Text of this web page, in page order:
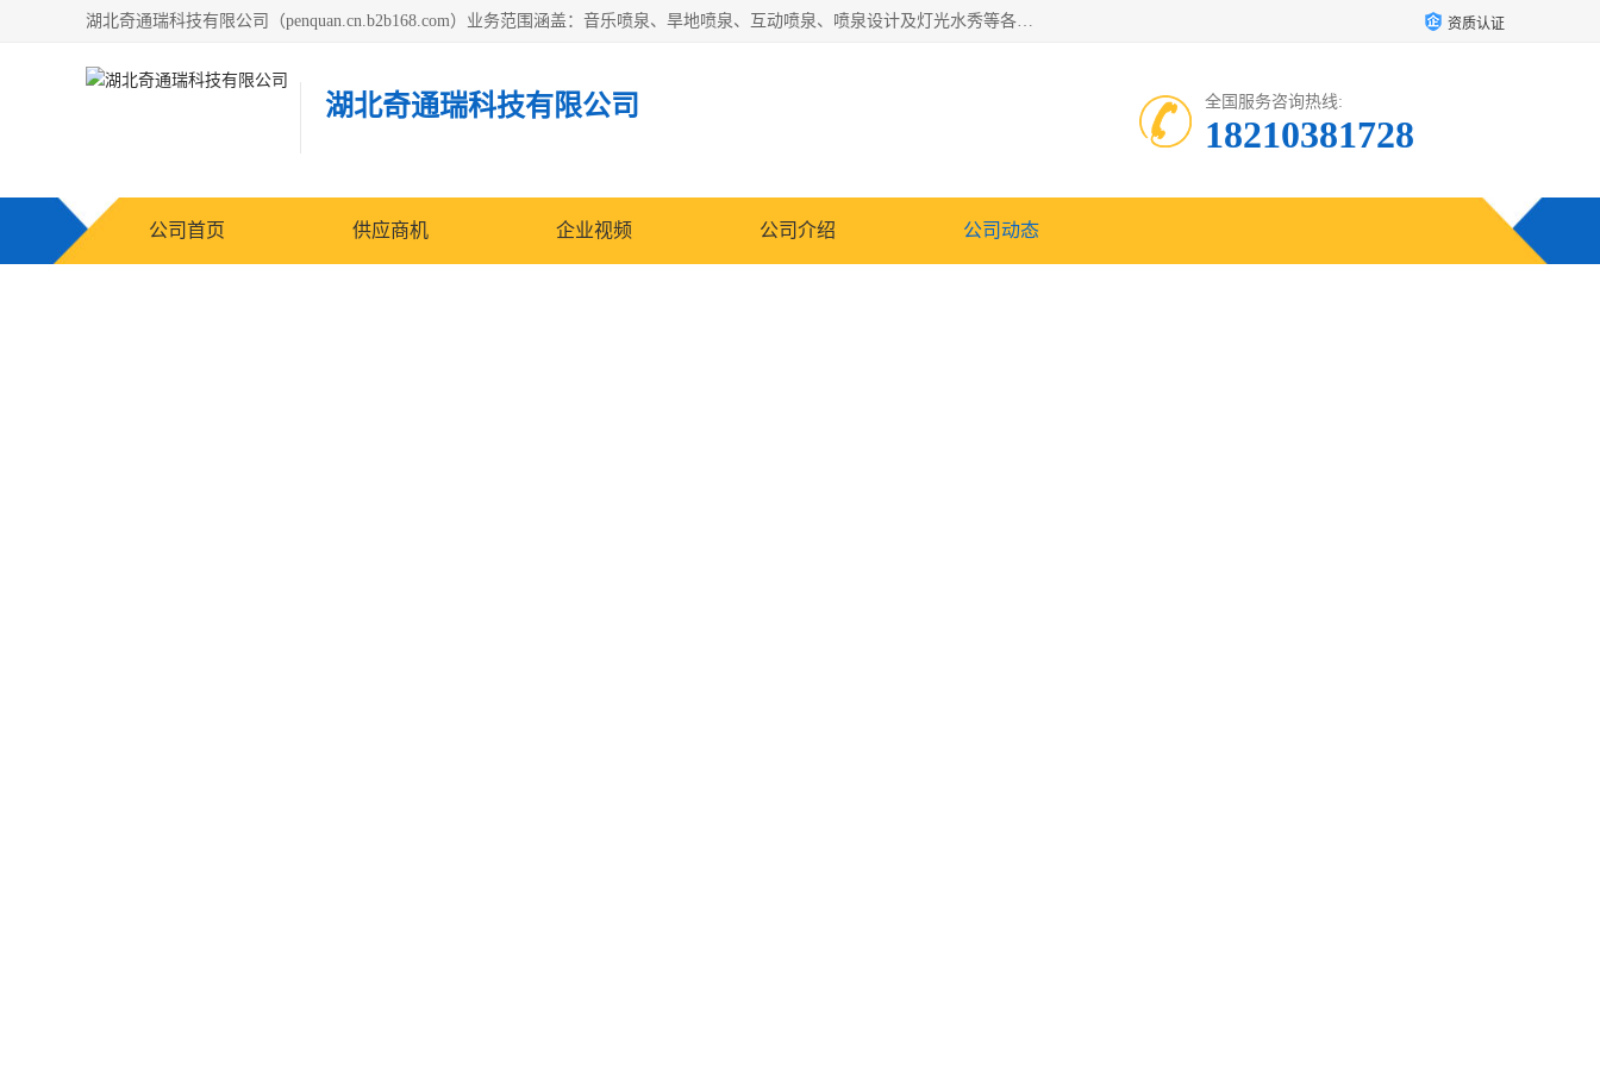
湖北奇通瑞科技有限公司（penquan.cn.b2b168.com）业务范围涵盖：音乐喷泉、旱地喷泉、互动喷泉、喷泉设计及灯光水秀等各类水景工程，广泛应用于公园、城市广场、商业综合体、旅游景区、住宅社区等领域。 资质认证
湖北奇通瑞科技有限公司 全国服务咨询热线:
18210381728
公司首页 供应商机 企业视频 公司介绍 公司动态